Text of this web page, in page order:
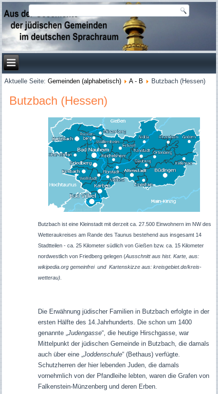
Aktuelle Seite:Gemeinden (alphabetisch) A - B Butzbach (Hessen)
Butzbach (Hessen)
Butzbach ist eine Kleinstadt mit derzeit ca. 27.500 Einwohnern im NW des
Wetteraukreises am Rande des Taunus bestehend aus insgesamt 14
Stadtteilen - ca. 25 Kilometer südlich von Gießen bzw. ca. 15 Kilometer
nordwestlich von Friedberg gelegen (Ausschnitt aus hist. Karte, aus:
wikipedia.org gemeinfrei und Kartenskizze aus: kreisgebiet.de/kreis-
wetterau).
Die Erwähnung jüdischer Familien in Butzbach erfolgte in der
ersten Hälfte des 14.Jahrhunderts. Die schon um 1400
genannte „ Judengasse“, die heutige Hirschgasse, war
Mittelpunkt der jüdischen Gemeinde in Butzbach, die damals
auch über eine „ Joddenschule“ (Bethaus) verfügte.
Schutzherren der hier lebenden Juden, die damals
vornehmlich von der Pfandleihe lebten, waren die Grafen von
Falkenstein-Münzenberg und deren Erben.